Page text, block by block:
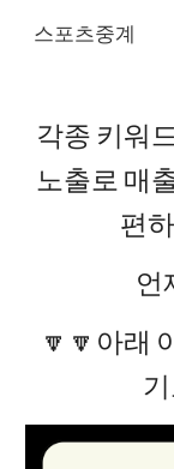
Skip to main
스포츠중계
각종 키워
노출로 매
편
언
🔽🔽아래